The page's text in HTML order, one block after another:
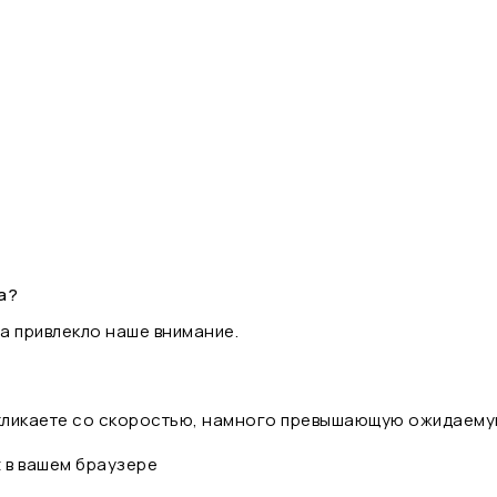
привлекло наше внимание.
со скоростью, намного превышающую
вашем браузере